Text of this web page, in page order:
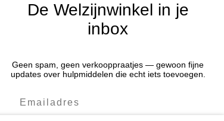
Nieuwsbrief
Blijf op de hoogte van acties en het
voor de nieuwsbrief.
De Welzijnwinkel in je
inbox
Geen spam, geen verkooppraatjes — gewoon fijne
updates over hulpmiddelen die echt iets toevoegen.